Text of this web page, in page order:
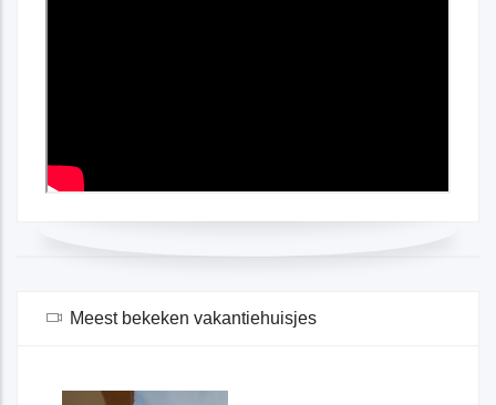
Meest bekeken vakantiehuisjes